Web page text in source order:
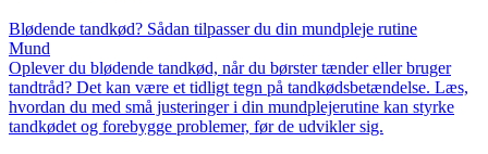
Blødende tandkød? Sådan tilpasser du din mundpleje rutine
Mund
Oplever du blødende tandkød, når du børster tænder eller bruger
tandtråd? Det kan være et tidligt tegn på tandkødsbetændelse. Læs,
hvordan du med små justeringer i din mundplejerutine kan styrke
tandkødet og forebygge problemer, før de udvikler sig.